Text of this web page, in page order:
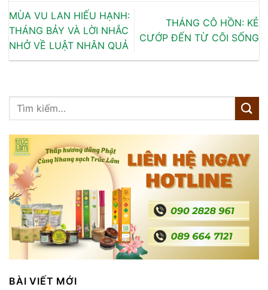
MÙA VU LAN HIẾU HẠNH:
THÁNG BẢY VÀ LỜI NHẮC
NHỞ VỀ LUẬT NHÂN QUẢ
THÁNG CÔ HỒN: KẺ
CƯỚP ĐẾN TỪ CÕI SỐNG
BÀI VIẾT MỚI